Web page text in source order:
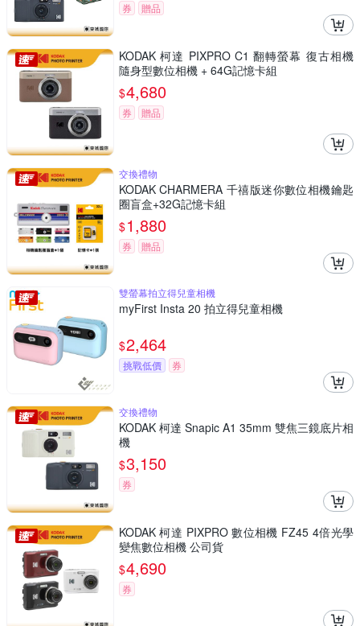
券 贈品
KODAK 柯達 PIXPRO C1 翻轉螢幕 復古相機
隨身型數位相機 + 64G記憶卡組
$4,680
券 贈品
交換禮物
KODAK CHARMERA 千禧版迷你數位相機鑰匙
圈盲盒+32G記憶卡組
$1,880
券 贈品
雙螢幕拍立得兒童相機
myFirst Insta 20 拍立得兒童相機
$2,464
挑戰低價 券
交換禮物
KODAK 柯達 Snapic A1 35mm 雙焦三鏡底片相
機
$3,150
券
KODAK 柯達 PIXPRO 數位相機 FZ45 4倍光學
變焦數位相機 公司貨
$4,690
券